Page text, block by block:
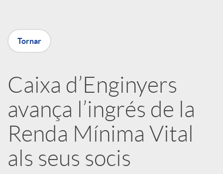
X
a
r
x
e
Tornar
Caixa d’Enginyers
avança l’ingrés de la
Renda Mínima Vital
als seus socis